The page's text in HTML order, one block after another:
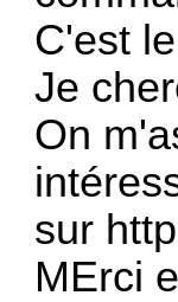
C'est
Je
On
sur
MErci